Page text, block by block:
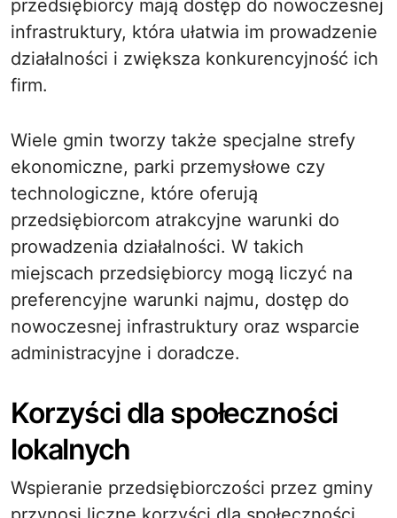
przedsiębiorcy mają dostęp do nowoczesnej
infrastruktury, która ułatwia im prowadzenie
działalności i zwiększa konkurencyjność ich
firm.
Wiele gmin tworzy także specjalne strefy
ekonomiczne, parki przemysłowe czy
technologiczne, które oferują
przedsiębiorcom atrakcyjne warunki do
prowadzenia działalności. W takich
miejscach przedsiębiorcy mogą liczyć na
preferencyjne warunki najmu, dostęp do
nowoczesnej infrastruktury oraz wsparcie
administracyjne i doradcze.
Korzyści dla społeczności
lokalnych
Wspieranie przedsiębiorczości przez gminy